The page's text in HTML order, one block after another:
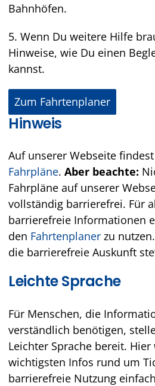
Bahnhöfen.
5. Wenn Du weitere Hilfe
Hinweise, wie Du einen
kannst.
Zum Fahrtenplaner
Hinweis
Auf unserer Webseite
Fahrpläne. Aber beachte:
Fahrpläne auf unserer
vollständig barrierefrei. Für
barrierefreie Informationen
den Fahrtenplaner zu
die barrierefreie Auskunft
Leichte Sprache
Für Menschen, die
verständlich benötigen,
Leichter Sprache bereit.
wichtigsten Infos rund um
barrierefreie Nutzung